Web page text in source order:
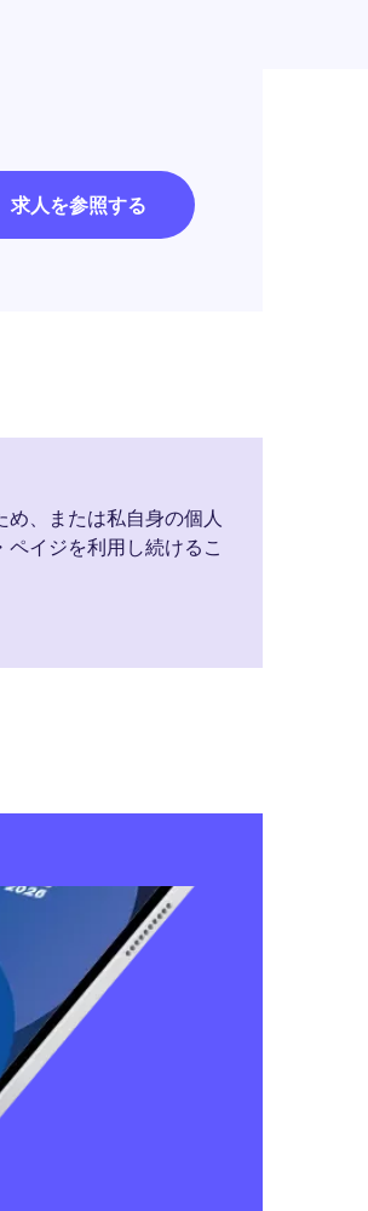
求人を参照する
、または私自身の個人
イジを利用し続けるこ